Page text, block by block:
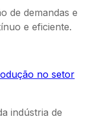
de demandas e
e eficiente.
no setor
indústria de